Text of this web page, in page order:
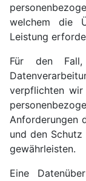
welchem die
Leistung
Für den
verpflichten wir
Anforderungen
und den
gewährleisten.
Eine